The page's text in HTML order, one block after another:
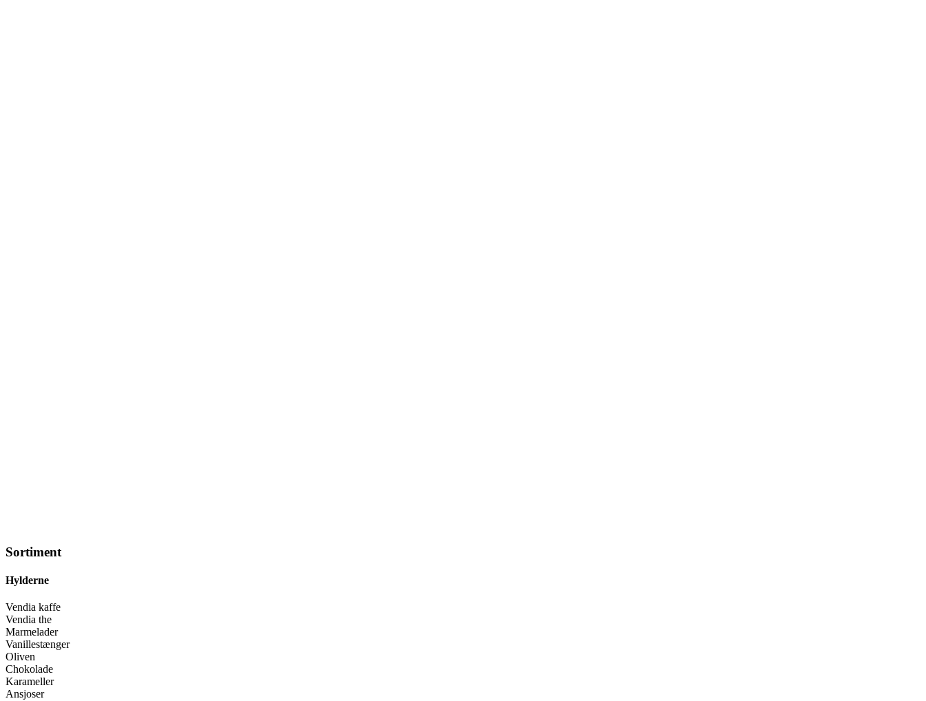
Sortiment
Hylderne
Vendia kaffe
Vendia the
Marmelader
Vanillestænger
Oliven
Chokolade
Karameller
Ansjoser